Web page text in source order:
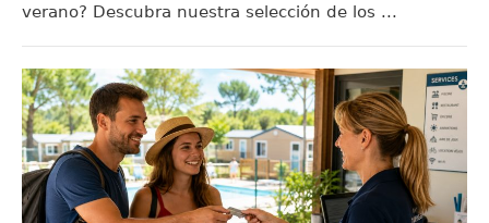
verano? Descubra nuestra selección de los ...